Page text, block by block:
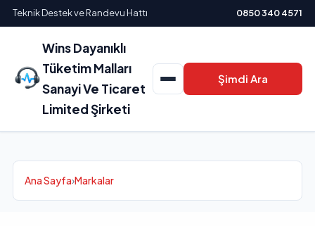
Teknik Destek ve Randevu Hattı 0850 340 4571
Wins Dayanıklı
Tüketim Malları
Sanayi Ve Ticaret
Limited Şirketi
Şimdi Ara
Ana Sayfa›Markalar